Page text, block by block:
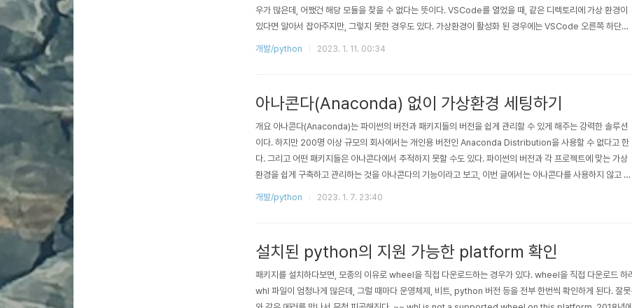
우가 많은데, 어쨌건 해당 모듈을 찾을 수 없다는 뜻이다. VSCode를 열었을 때, 같은 디렉토리에 가상 환경이
있다면 알아서 잡아주지만, 그렇지 못한 경우도 있다. 가상환경이 활성화 된 경우에는 VSCode 오른쪽 하단에
아래와 같이 표시된다. 위와 같은 창을 못 봤다면, 직접 고를 수 있다. "상단 메뉴 > View > Command Palett
개발/python 2023. 1. 11. 00:34
아나콘다(Anaconda) 없이 가상환경 세팅하기
개요 아나콘다(Anaconda)는 파이썬의 버전과 패키지들의 버전을 쉽게 관리할 수 있게 해주는 강력한 솔루션
이다. 하지만 200명 이상 규모의 회사에서는 개인용 버전인 Anaconda Distribution을 사용할 수 없다고 한
다. 그리고 어떤 패키지들은 아나콘다에서 추적하지 못할 수도 있다. 파이썬의 버전과 각 프로젝트에 맞는 가상
환경을 쉽게 구축하고 관리하는 것을 아나콘다의 기능이라고 보고, 이번 글에서는 아나콘다를 사용하지 않고 cl
assic하게 관리하는 환경을 구축한다. 먼저, 크게 세 가지로 나눠서 접근해보자. 파이썬 버전 관리 패키지 관리
개발/python 2023. 1. 7. 23:40
설치된 python의 지원 가능한 platform 확인
패키지를 설치하다보면, 모종의 이유로 wheel을 직접 다운로드하는 경우가 있다. wheel을 직접 다운로드 하
whl 파일이 엄청나게 많은데, 그럴 때마다 운영체제, 비트, python 버전 등을 전부 한번씩 확인하게 된다. 잘